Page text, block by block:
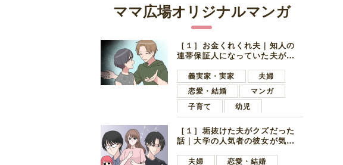
ママ広場オリジナルマンガ
［１］お金くれくれ夫｜知人の
連帯保証人になっていた夫が家
言ってきた
義実家・実家
夫婦
恋愛・結婚
マンガ
子育て
幼児
［１］垢抜けた夫がクズだった
話｜大学の人気者の彼女が気に
子学生
夫婦
恋愛・結婚